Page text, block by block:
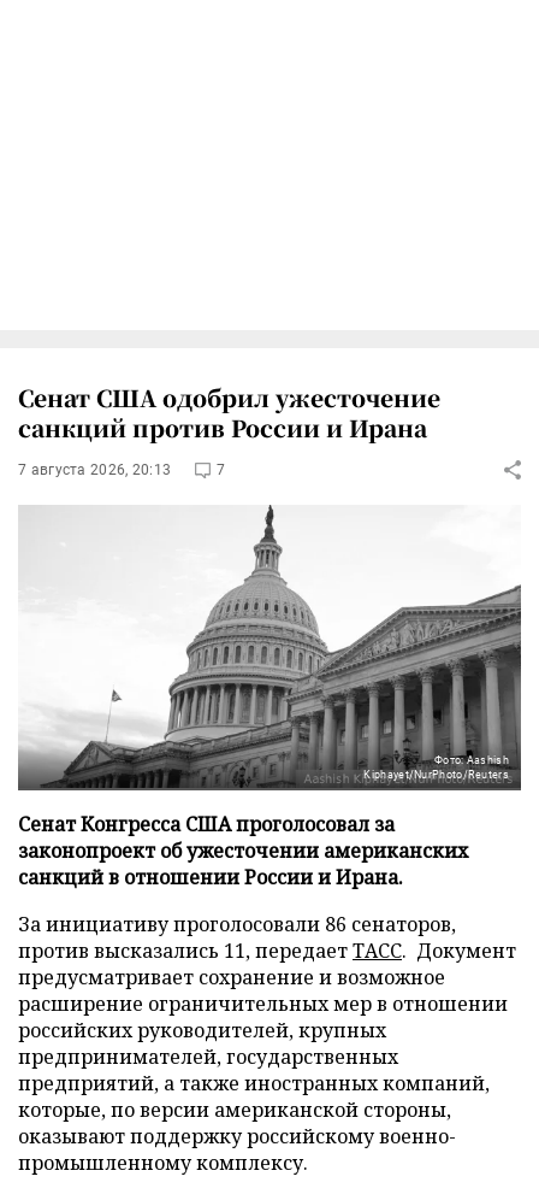
Сенат США одобрил ужесточение
санкций против России и Ирана
7 августа 2026, 20:13 7
Фото: Aashish
Kiphayet/NurPhoto/Reuters
Сенат Конгресса США проголосовал за
законопроект об ужесточении американских
санкций в отношении России и Ирана.
За инициативу проголосовали 86 сенаторов,
против высказались 11, передаетТАСС. Документ
предусматривает сохранение и возможное
расширение ограничительных мер в отношении
российских руководителей, крупных
предпринимателей, государственных
предприятий, а также иностранных компаний,
которые, по версии американской стороны,
оказывают поддержку российскому военно-
промышленному комплексу.